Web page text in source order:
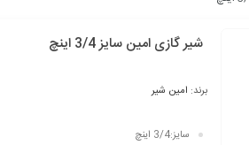
شیر گازی امین سایز 3/4 اینچ
برند: امین شیر
سایز:3/4 اینچ